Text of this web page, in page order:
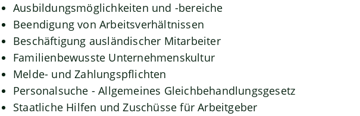
Ausbildungsmöglichkeiten und -bereiche
Beendigung von Arbeitsverhältnissen
Beschäftigung ausländischer Mitarbeiter
Familienbewusste Unternehmenskultur
Melde- und Zahlungspflichten
Personalsuche - Allgemeines Gleichbehandlungsgesetz
Staatliche Hilfen und Zuschüsse für Arbeitgeber